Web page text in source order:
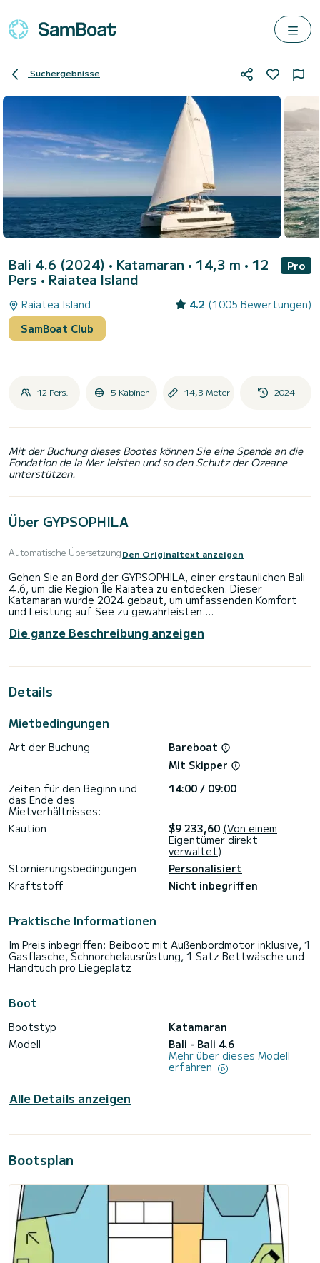
Suchergebnisse
Bali 4.6 (2024) • Katamaran • 14,3 m • 12
Pers • Raiatea Island
Pro
Raiatea Island 4.2 (1005 Bewertungen)
SamBoat Club
12 Pers. 5 Kabinen 14,3 Meter 2024
Mit der Buchung dieses Bootes können Sie eine Spende an die
Fondation de la Mer leisten und so den Schutz der Ozeane
unterstützen.
Über GYPSOPHILA
Automatische ÜbersetzungDen Originaltext anzeigen
Gehen Sie an Bord der GYPSOPHILA, einer erstaunlichen Bali
4.6, um die Region Île Raiatea zu entdecken. Dieser
Katamaran wurde 2024 gebaut, um umfassenden Komfort
und Leistung auf See zu gewährleisten.
Der Katamaran ist 14 Meter lang und hat 114 PS. Die 5
Kabinen bieten während der Fahrt Platz für 12 Passagiere.
Für Ihren Komfort verfügt GYPSOPHILA über 4 Toiletten mit
Ausstattung: Autopilot, Lautsprecher, Deckdusche,
Wir laden Sie ein, direkt über die Plattform ein Angebot
anzufordern. Wir werden uns mit unseren besten Angeboten
Die ganze Beschreibung anzeigen
Details
Mietbedingungen
Art der Buchung
Bareboat
Mit Skipper
Zeiten für den Beginn und
das Ende des
Mietverhältnisses:
14:00 / 09:00
Kaution $9 233,60 (Von einem
Eigentümer direkt
verwaltet)
Stornierungsbedingungen
Personalisiert
Kraftstoff
Nicht inbegriffen
Praktische Informationen
Im Preis inbegriffen: Beiboot mit Außenbordmotor inklusive, 1
Gasflasche, Schnorchelausrüstung, 1 Satz Bettwäsche und
Handtuch pro Liegeplatz
Boot
Bootstyp
Katamaran
Modell
Bali - Bali 4.6
Mehr über dieses Modell
erfahren
Alle Details anzeigen
Bootsplan